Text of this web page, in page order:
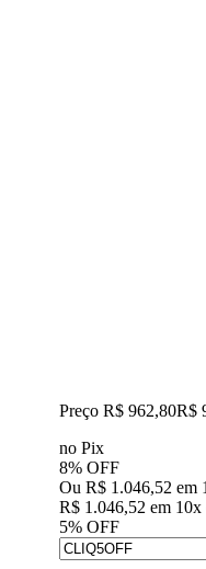
Preço R$ 962,80R$
no Pix
8% OFF
Ou R$ 1.046,52 em
R$ 1.046,52 em 10x
5% OFF